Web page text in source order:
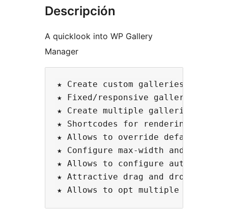
Descripción
A quicklook into WP Gallery
Manager
★ Create custom galleries using
★ Fixed/responsive gallery
★ Create multiple galleries
★ Shortcodes for rendering
★ Allows to override default
★ Configure max-width and max-
★ Allows to configure autoplay
★ Attractive drag and drop